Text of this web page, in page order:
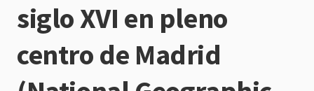
navegación
siglo XVI en pleno
centro de Madrid